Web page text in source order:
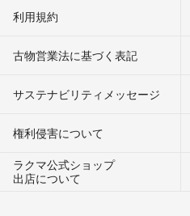
利用規約
古物営業法に基づく表記
サステナビリティメッセージ
権利侵害について
ラクマ公式ショップ
出店について